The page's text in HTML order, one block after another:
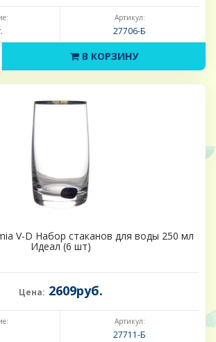
Артикул:
27706-Б
В КОРЗИНУ
V-D Набор стаканов для воды 250 мл
Идеал (6 шт)
Цена: 2609руб.
Артикул:
27711-Б